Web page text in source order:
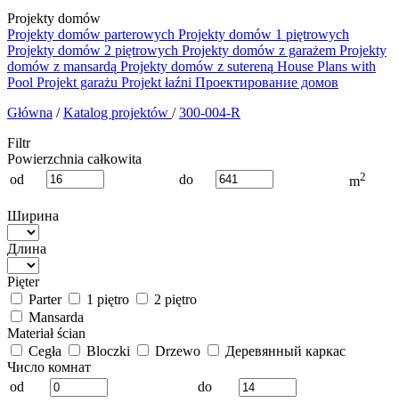
Projekty domów
Projekty domów parterowych Projekty domów 1 piętrowych
Projekty domów 2 piętrowych Projekty domów z garażem Projekty
domów z mansardą Projekty domów z sutereną House Plans with
Pool Projekt garażu Projekt łaźni Проектирование домов
Główna / Katalog projektów / 300-004-R
Filtr
Powierzchnia całkowita
od
do m2
Ширина
Длина
Pięter
Parter
1 piętro
2 piętro
Mansarda
Materiał ścian
Cegła
Bloczki Drzewo
Деревянный каркас
Число комнат
od
do